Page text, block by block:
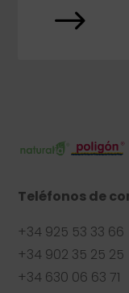
$
Teléfonos de
+34 925 53 33 66
+34 902 35 25 25
+34 630 06 63 71